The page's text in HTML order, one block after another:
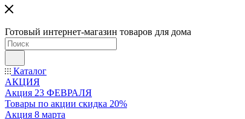
Готовый интернет-магазин товаров для дома
Каталог
АКЦИЯ
Акция 23 ФЕВРАЛЯ
Товары по акции скидка 20%
Акция 8 марта